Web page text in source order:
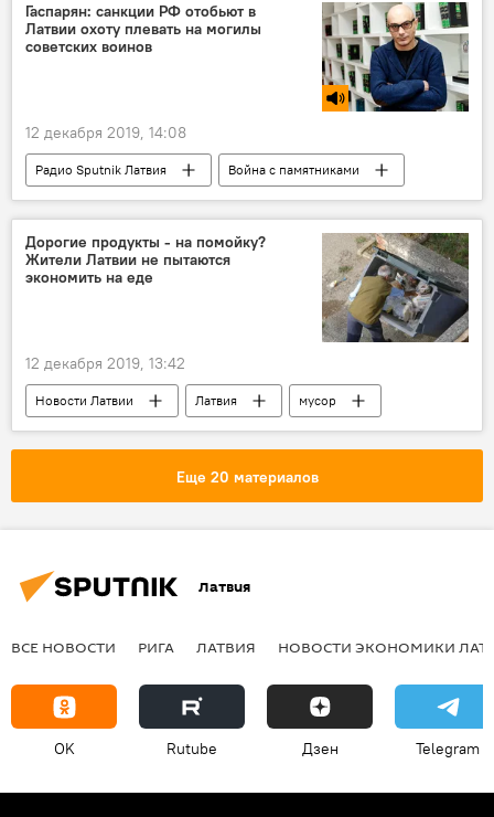
Гаспарян: санкции РФ отобьют в
Латвии охоту плевать на могилы
советских воинов
12 декабря 2019, 14:08
Радио Sputnik Латвия
Война с памятниками
Латвия
Россия
Армен Гаспарян
Вторая мировая война
Минобороны РФ
законопроект
воинские захоронения
памятник
Дорогие продукты - на помойку?
Жители Латвии не пытаются
экономить на еде
12 декабря 2019, 13:42
Новости Латвии Латвия
мусор
продукты питания
Еще 20 материалов
Латвия
ВСЕ НОВОСТИ РИГА ЛАТВИЯ НОВОСТИ ЭКОНОМИКИ
OK Rutube Дзен Telegram